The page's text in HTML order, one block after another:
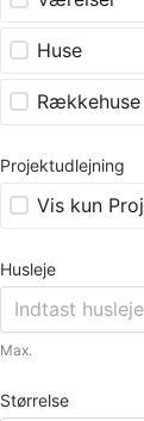
Huse
Rækkehuse
Projektudlejning
Vis kun
Husleje
Max.
Størrelse